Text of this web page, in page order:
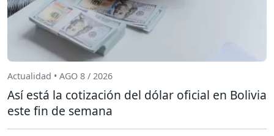
Actualidad • AGO 8 / 2026
Así está la cotización del dólar oficial en Bolivia
este fin de semana